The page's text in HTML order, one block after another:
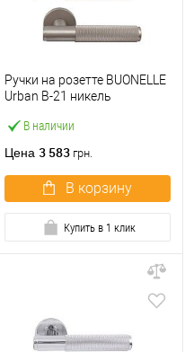
В наличии
Ручки на розетте BUONELLE
Urban B-21 никель
Цена 3 583 грн.
В корзину
Купить в 1 клик